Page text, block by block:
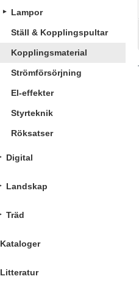
Lampor
Ställ & Kopplingspultar
Kopplingsmaterial
Strömförsörjning
El-effekter
Styrteknik
Röksatser
Digital
Landskap
Träd
Kataloger
Litteratur